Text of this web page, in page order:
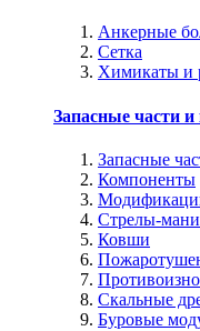
Анкерные
Сетка
Химикаты и
Запасные части
Запасные
Компоненты
Стрелы-
Ковши
Скальные
Буровые